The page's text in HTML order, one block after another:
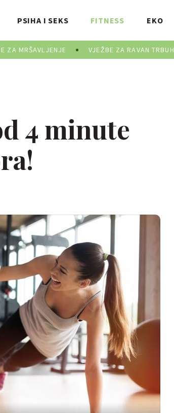
PSIHA I SEKS FITNESS
ZA MRŠAVLJENJE VJEŽBE ZA RAVAN TRBUH
EKO
4 minute